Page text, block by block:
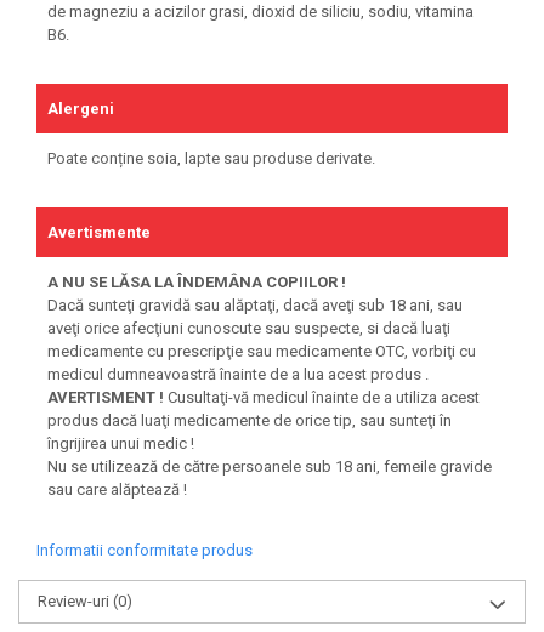
de magneziu a acizilor grasi, dioxid de siliciu, sodiu, vitamina
B6.
Alergeni
Poate conține soia, lapte sau produse derivate.
Avertismente
A NU SE LĂSA LA ÎNDEMÂNA COPIILOR !
Dacă sunteţi gravidă sau alăptaţi, dacă aveţi sub 18 ani, sau
aveţi orice afecţiuni cunoscute sau suspecte, si dacă luaţi
medicamente cu prescripţie sau medicamente OTC, vorbiţi cu
medicul dumneavoastră înainte de a lua acest produs .
AVERTISMENT ! Cusultaţi-vă medicul înainte de a utiliza acest
produs dacă luaţi medicamente de orice tip, sau sunteţi în
îngrijirea unui medic !
Nu se utilizează de către persoanele sub 18 ani, femeile gravide
sau care alăptează !
Informatii conformitate produs
Review-uri (0)